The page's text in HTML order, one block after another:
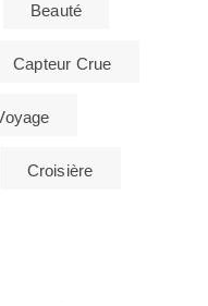
Beauté
Capteur Crue
Croisière